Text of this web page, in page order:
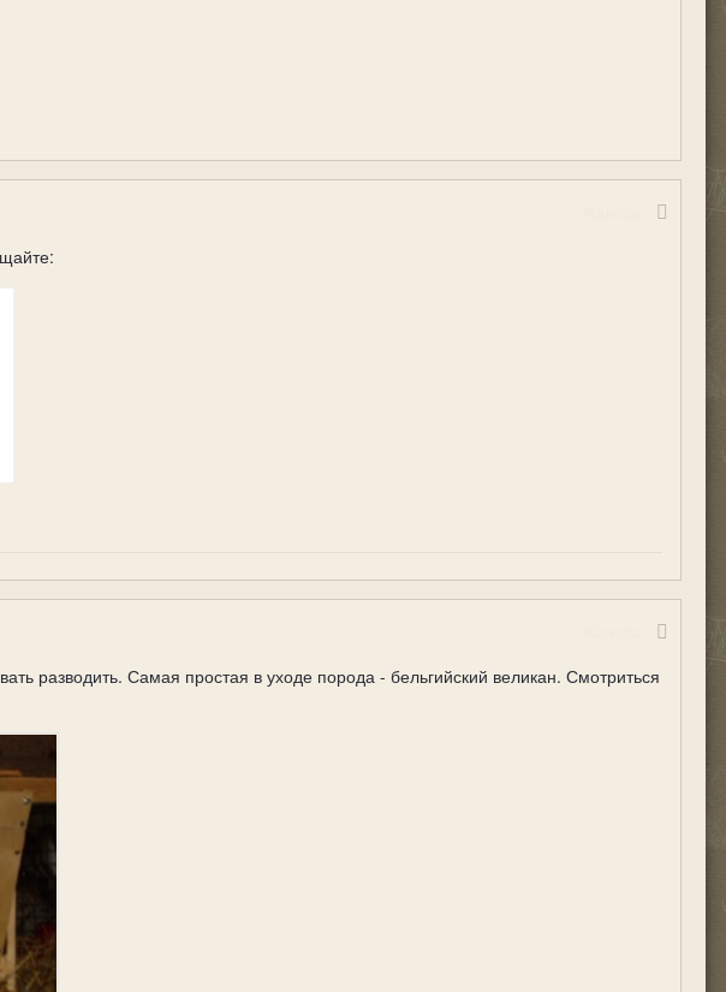
разводить. Самая простая в уходе порода - бельгийский великан. Смотриться